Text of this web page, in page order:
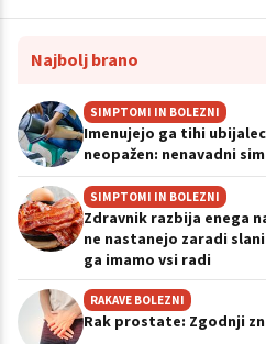
Najbolj brano
SIMPTOMI IN BOLEZNI
Imenujejo ga tihi
neopažen: nenavadni
SIMPTOMI IN BOLEZNI
Zdravnik razbija enega
ne nastanejo zaradi
ga imamo vsi radi
RAKAVE BOLEZNI
Rak prostate: Zgodnji